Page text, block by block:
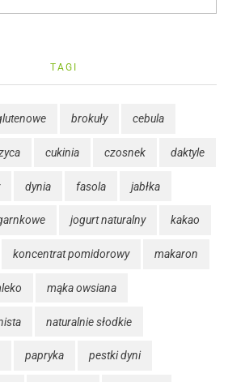
TAGI
brokuły cebula
cukinia czosnek daktyle
dynia fasola jabłka
jogurt naturalny kakao
koncentrat pomidorowy makaron
mąka owsiana
naturalnie słodkie
papryka pestki dyni